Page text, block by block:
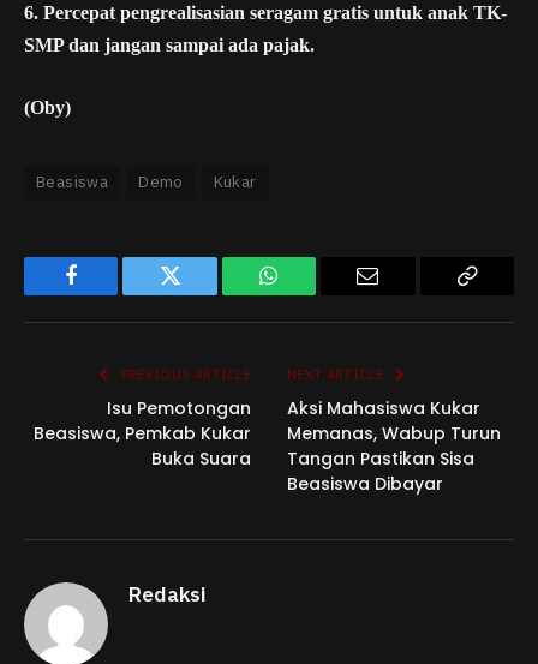
6. Percepat pengrealisasian seragam gratis untuk anak TK-
SMP dan jangan sampai ada pajak.
(Oby)
Beasiswa Demo Kukar
Facebook Twitter WhatsApp
PREVIOUS ARTICLE
Isu Pemotongan
Beasiswa, Pemkab Kukar
Buka Suara
NEXT ARTICLE
Aksi Mahasiswa Kukar
Memanas, Wabup Turun
Tangan Pastikan Sisa
Beasiswa Dibayar
Redaksi